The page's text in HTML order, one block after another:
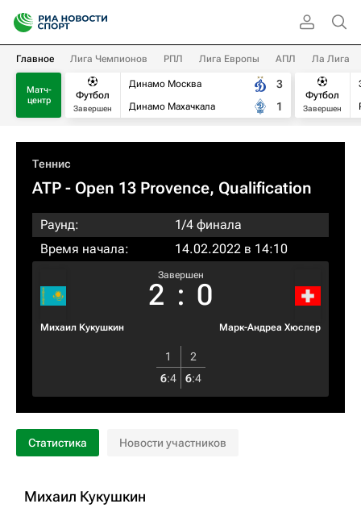
Главное Лига Чемпионов РПЛ Лига Европы АПЛ Ла Лига
Матч-
центр
Футбол
Завершен
Динамо Москва
Динамо Махачкала
3
1
Футбол
Завершен
Теннис
ATP - Open 13 Provence, Qualification
Раунд:
1/4 финала
Время начала:
14.02.2022 в 14:10
Михаил Кукушкин
Завершен
2 : 0
Марк-Андреа Хюслер
1
2
6:4 6:4
Статистика Новости участников
Михаил Кукушкин